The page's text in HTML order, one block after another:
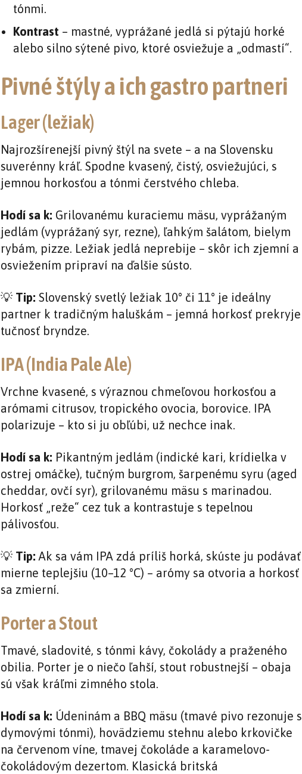
tónmi.
Kontrast – mastné, vyprážané jedlá si pýtajú horké
alebo silno sýtené pivo, ktoré osviežuje a „odmastí“.
Pivné štýly a ich gastro partneri
Lager (ležiak)
Najrozšírenejší pivný štýl na svete – a na Slovensku
suverénny kráľ. Spodne kvasený, čistý, osviežujúci, s
jemnou horkosťou a tónmi čerstvého chleba.
Hodí sa k: Grilovanému kuraciemu mäsu, vyprážaným
jedlám (vyprážaný syr, rezne), ľahkým šalátom, bielym
rybám, pizze. Ležiak jedlá neprebije – skôr ich zjemní a
osviežením pripraví na ďalšie sústo.
💡 Tip: Slovenský svetlý ležiak 10° či 11° je ideálny
partner k tradičným haluškám – jemná horkosť prekryje
tučnosť bryndze.
IPA (India Pale Ale)
Vrchne kvasené, s výraznou chmeľovou horkosťou a
arómami citrusov, tropického ovocia, borovice. IPA
polarizuje – kto si ju obľúbi, už nechce inak.
Hodí sa k: Pikantným jedlám (indické kari, krídielka v
ostrej omáčke), tučným burgrom, šarpenému syru (aged
cheddar, ovčí syr), grilovanému mäsu s marinadou.
Horkosť „reže“ cez tuk a kontrastuje s tepelnou
pálivosťou.
💡 Tip: Ak sa vám IPA zdá príliš horká, skúste ju podávať
mierne teplejšiu (10–12 °C) – arómy sa otvoria a horkosť
sa zmierní.
Porter a Stout
Tmavé, sladovité, s tónmi kávy, čokolády a praženého
obilia. Porter je o niečo ľahší, stout robustnejší – obaja
sú však kráľmi zimného stola.
Hodí sa k: Údeninám a BBQ mäsu (tmavé pivo rezonuje s
dymovými tónmi), hovädziemu stehnu alebo krkovičke
na červenom víne, tmavej čokoláde a karamelovo-
čokoládovým dezertom. Klasická britská